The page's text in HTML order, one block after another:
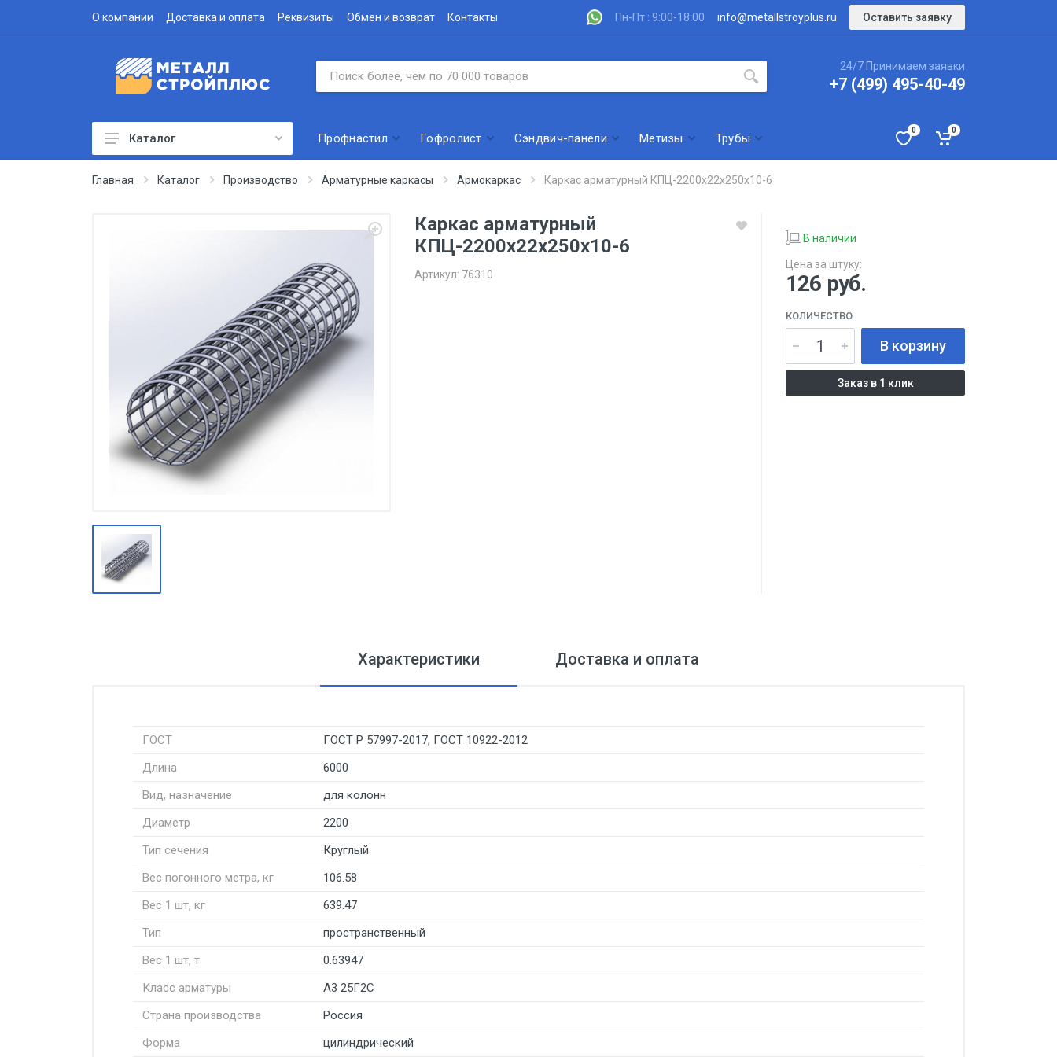
О компании Доставка и оплата Реквизиты Обмен и возврат Контакты Пн-Пт : 9:00-18:00 info@metallstroyplus.ru Оставить заявку
24/7 Принимаем заявки
+7 (499) 495-40-49
Профнастил
Производство
Штакетник
Черный металлопрокат
Нержавеющий металлопрокат
метизы
Оцинкованный металлопрокат
Запорная арматура
Каталог Профнастил Гофролист Сэндвич-панели Метизы Трубы
0 0
Главная Каталог Производство Арматурные каркасы Армокаркас Каркас арматурный КПЦ-2200х22х250х10-6
Каркас арматурный
КПЦ-2200х22х250х10-6
Артикул: 76310
В наличии
Цена за штуку:
126 руб.
КОЛИЧЕСТВО
В корзину
Заказ в 1 клик
Характеристики Доставка и оплата
ГОСТ
ГОСТ Р 57997-2017, ГОСТ 10922-2012
Длина
6000
Вид, назначение
для колонн
Диаметр
2200
Тип сечения
Круглый
Вес погонного метра, кг
106.58
Вес 1 шт, кг
639.47
Тип
пространственный
Вес 1 шт, т
0.63947
Класс арматуры
А3 25Г2С
Страна производства
Россия
Форма
цилиндрический